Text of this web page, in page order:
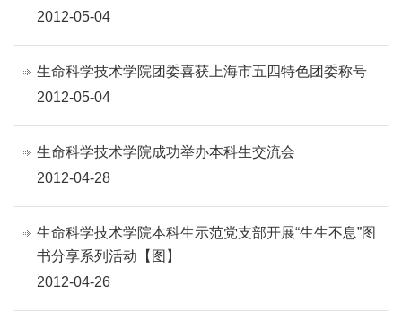
2012-05-04
生命科学技术学院团委喜获上海市五四特色团委称号
2012-05-04
生命科学技术学院成功举办本科生交流会
2012-04-28
生命科学技术学院本科生示范党支部开展“生生不息”图
书分享系列活动【图】
2012-04-26